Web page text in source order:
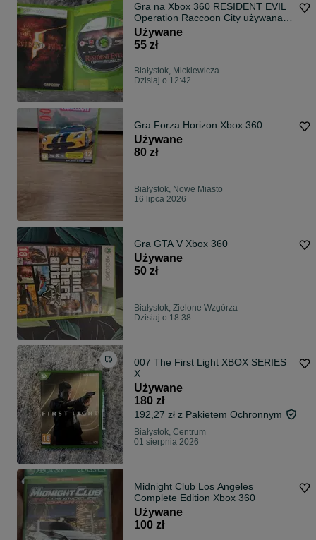
Gra na Xbox 360 RESIDENT EVIL
Operation Raccoon City używana,
sprawna
Używane
55 zł
Białystok, Mickiewicza
Dzisiaj o 12:42
Gra Forza Horizon Xbox 360
Używane
80 zł
Białystok, Nowe Miasto
16 lipca 2026
Gra GTA V Xbox 360
Używane
50 zł
Białystok, Zielone Wzgórza
Dzisiaj o 18:38
007 The First Light XBOX SERIES
X
Używane
180 zł
192,27 zł z Pakietem Ochronnym
Białystok, Centrum
01 sierpnia 2026
Midnight Club Los Angeles
Complete Edition Xbox 360
Używane
100 zł